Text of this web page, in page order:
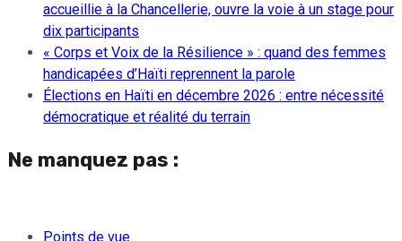
accueillie à la Chancellerie, ouvre la voie à un stage pour
dix participants
« Corps et Voix de la Résilience » : quand des femmes
handicapées d’Haïti reprennent la parole
Élections en Haïti en décembre 2026 : entre nécessité
démocratique et réalité du terrain
Ne manquez pas :
Points de vue